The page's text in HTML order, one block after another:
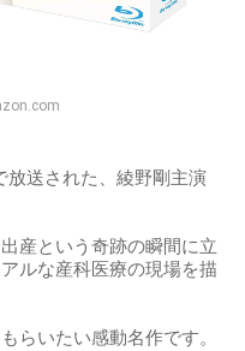
放送された、綾野剛主演
産という奇跡の瞬間に立
ルな産科医療の現場を描
らいたい感動名作です。